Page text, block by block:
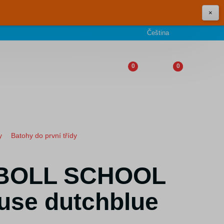
×
Čeština
0 0
Batohy do první třídy
SCHOOL
dutchblue